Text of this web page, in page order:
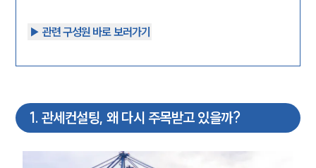
▶︎ 관련 구성원 바로 보러가기
1. 관세컨설팅, 왜 다시 주목받고 있을까?